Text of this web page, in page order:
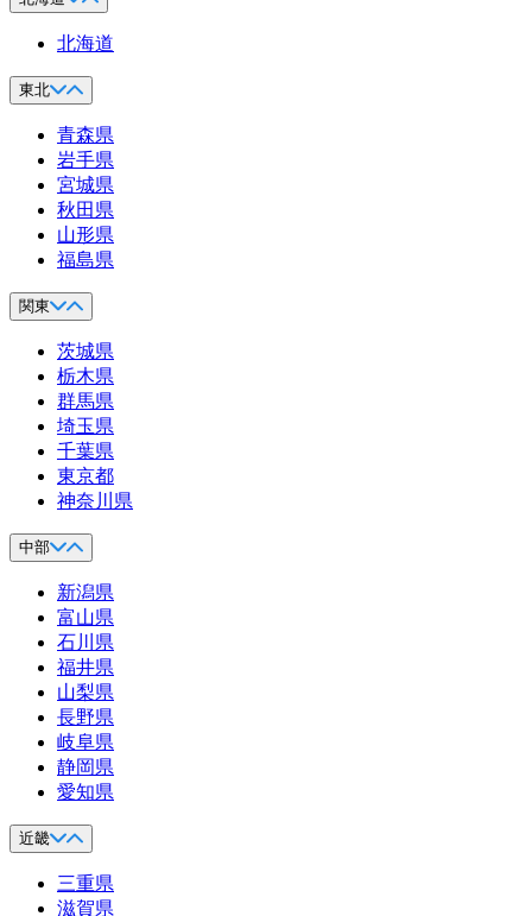
北海道
東北
青森県
岩手県
宮城県
秋田県
山形県
福島県
関東
茨城県
栃木県
群馬県
埼玉県
千葉県
東京都
神奈川県
中部
新潟県
富山県
石川県
福井県
山梨県
長野県
岐阜県
静岡県
愛知県
近畿
三重県
滋賀県